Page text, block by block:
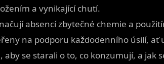
a vynikající chutí.
absencí zbytečné chemie a
na podporu každodenního úsilí, ať
se starali o to, co konzumují, a jak